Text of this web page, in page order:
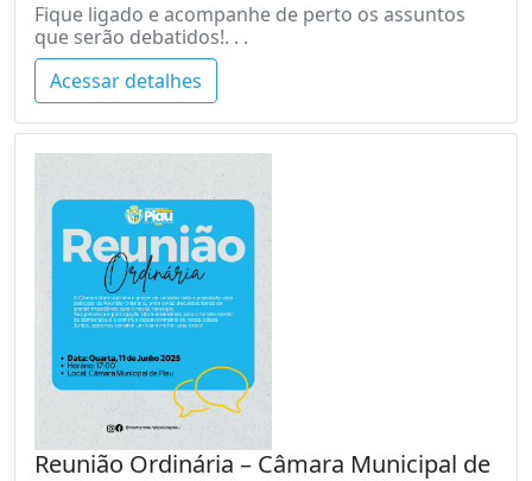
Fique ligado e acompanhe de perto os assuntos
que serão debatidos!. . .
Acessar detalhes
Reunião Ordinária – Câmara Municipal de